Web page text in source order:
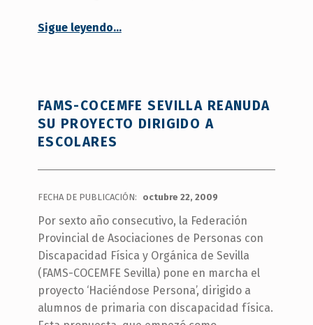
Sigue leyendo“La federación sevillana inicia un nuevo programa dirigido a escolares”
…
FAMS-COCEMFE SEVILLA REANUDA
SU PROYECTO DIRIGIDO A
ESCOLARES
FECHA DE PUBLICACIÓN: octubre 22, 2009
Por sexto año consecutivo, la Federación
Provincial de Asociaciones de Personas con
Discapacidad Física y Orgánica de Sevilla
(FAMS-COCEMFE Sevilla) pone en marcha el
proyecto ‘Haciéndose Persona’, dirigido a
alumnos de primaria con discapacidad física.